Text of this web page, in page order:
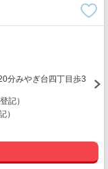
分みやぎ台四丁目歩3
記）
）